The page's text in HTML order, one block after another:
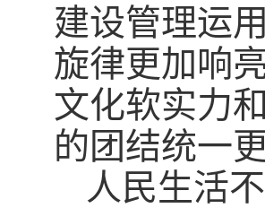
建设管理运
旋律更加响
文化软实力
的团结统一
人民生活